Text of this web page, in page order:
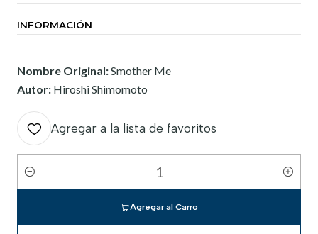
INFORMACIÓN
Nombre Original:Smother Me
Autor: Hiroshi Shimomoto
Agregar a la lista de favoritos
Cantidad
Agregar al Carro